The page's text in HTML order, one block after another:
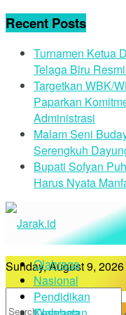
Recent Posts
Turnamen Ketua
Telaga Biru
Targetkan WBK/
Paparkan
Administrasi
Malam Seni
Serengkuh
Bupati Sofyan
Harus Nyata
Sunday, August 9, 2026
Olahraga
Nasional
Pendidikan